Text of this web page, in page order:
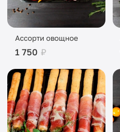
Ассорти овощное
1 750 ₽